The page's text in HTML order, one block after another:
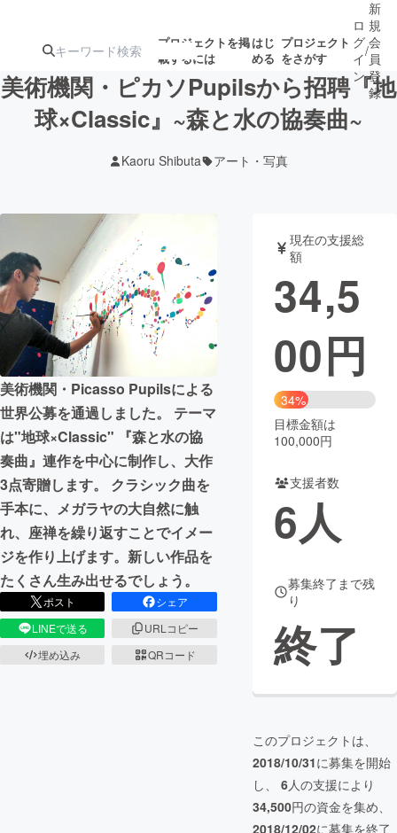
プロジェクトを掲
載するには
はじ
める
プロジェクト
をさがす
ジェクト
募集終了が近いプ
ロジェクト
アート・写真 音楽
テクノロジー・ガジェット ゲーム・
映像・映画 書籍・雑誌
ビジネス・起業 チャレンジ
まちづくり・地域活性化
CAMPFIRE for Social Good
CAMPFIRE Creation
CAMPFIREふるさと納税
コミュニティ
ロ
グ
イ
ン
/
新
規
会
員
登
録
美術機関・ピカソPupilsから招聘『地
球×Classic』~森と水の協奏曲~
Kaoru Shibuta アート・写真
美術機関・Picasso Pupilsによる
世界公募を通過しました。 テーマ
は"地球×Classic" 『森と水の協
奏曲』連作を中心に制作し、大作
3点寄贈します。 クラシック曲を
手本に、メガラヤの大自然に触
れ、座禅を繰り返すことでイメー
ジを作り上げます。新しい作品を
たくさん生み出せるでしょう。
ポスト
シェア
LINEで送る
URLコピー
埋め込み
QRコード
現在の支援総
額
34,5
00円
34%
目標金額は
100,000円
支援者数
6人
募集終了まで残
り
終了
このプロジェクトは、
2018/10/31に募集を開始
し、 6人の支援により
34,500円の資金を集め、
2018/12/02に募集を終了